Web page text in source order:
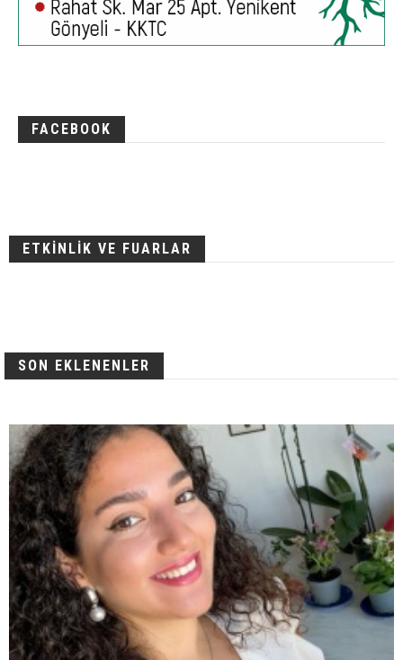
FACEBOOK
ETKİNLİK VE FUARLAR
SON EKLENENLER